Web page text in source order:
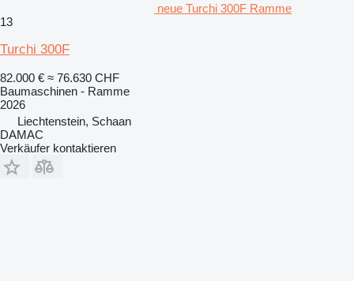
neue Turchi 300F Ramme
13
Turchi 300F
82.000 € ≈ 76.630 CHF
Baumaschinen - Ramme
2026
Liechtenstein, Schaan
DAMAC
Verkäufer kontaktieren